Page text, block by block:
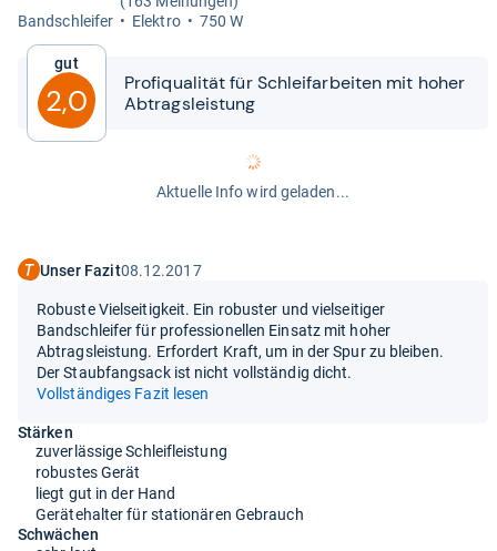
Band­schlei­fer
Elek­tro 750 W
Gut
2,0
Pro­fi­qua­li­tät für Schlei­f­ar­bei­ten mit hoher
Abtrags­leis­tung
Aktuelle Info wird geladen...
Unser Fazit08.12.2017
Robuste Vielseitigkeit. Ein robuster und vielseitiger
Bandschleifer für professionellen Einsatz mit hoher
Abtragsleistung. Erfordert Kraft, um in der Spur zu bleiben.
Der Staubfangsack ist nicht vollständig dicht.
Vollständiges Fazit lesen
Stärken
zuverlässige Schleifleistung
robustes Gerät
liegt gut in der Hand
Gerätehalter für stationären Gebrauch
Schwächen